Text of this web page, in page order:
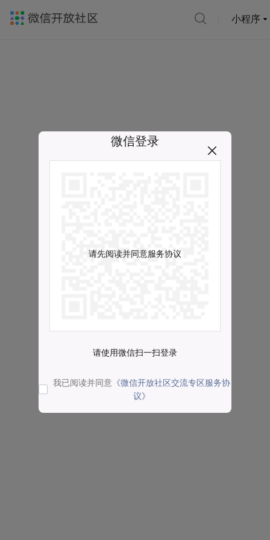
小程序
微信登录
请先阅读并同意服务协议
请使用微信扫一扫登录
我已阅读并同意 《微信开放社区交流专区服务协
议》